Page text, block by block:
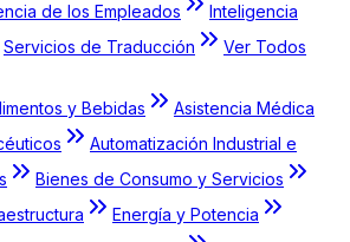
de los Empleados
Inteligencia
Servicios de Traducción
Ver Todos
y Bebidas
Asistencia Médica
Automatización Industrial e
Bienes de Consumo y Servicios
Energía y Potencia